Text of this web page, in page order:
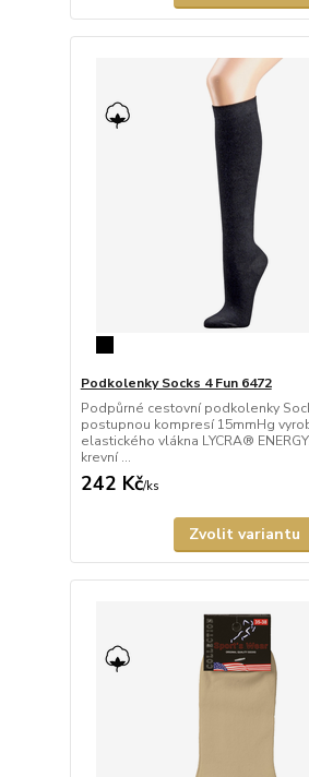
Podkolenky Socks 4 Fun 6472
Podpůrné cestovní podkolenky
postupnou kompresí 15mmHg
elastického vlákna LYCRA®
krevní ...
242 Kč/ks
Zvolit variantu